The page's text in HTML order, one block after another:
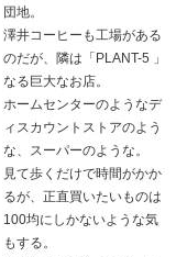
団地。
澤井コーヒーも工場がある
のだが、隣は「PLANT-5 」
なる巨大なお店。
ホームセンターのようなデ
ィスカウントストアのよう
な、スーパーのような。
見て歩くだけで時間がかか
るが、正直買いたいものは
100均にしかないような気
もする。